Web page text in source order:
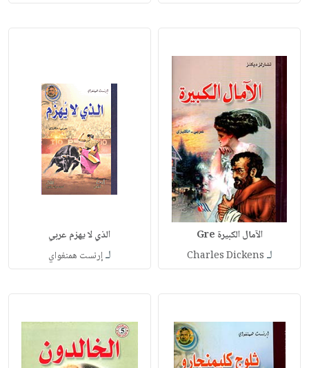
الآمال الكبيرة Gre
لـ Charles Dickens
الذي لا يهزم عربي
لـإرنست همنغواي